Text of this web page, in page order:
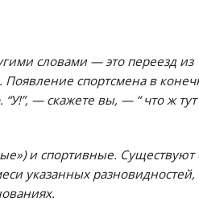
словами — это переезд из
Появление спортсмена в
— скажете вы, — “ что ж тут
и спортивные.
указанных разновидностей,